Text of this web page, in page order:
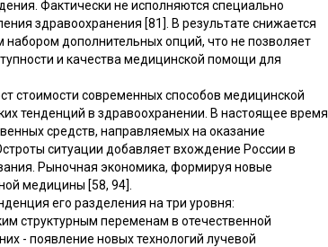
Фактически не исполняются специально
здравоохранения [81]. В результате снижается
дополнительных опций, что не позволяет
и качества медицинской помощи для
стоимости современных способов медицинской
тенденций в здравоохранении. В настоящее время
средств, направляемых на оказание
ситуации добавляет вхождение России в
Рыночная экономика, формируя новые
медицины [58, 94].
его разделения на три уровня:
структурным переменам в отечественной
- появление новых технологий лучевой